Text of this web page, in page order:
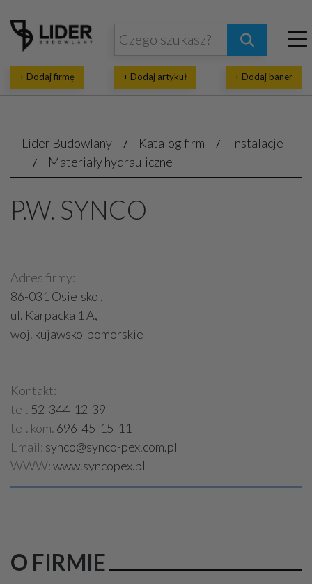
+ Dodaj firmę + Dodaj artykuł + Dodaj baner
Lider Budowlany Katalog firm
Instalacje
Materiały hydrauliczne
P.W. SYNCO
Adres firmy:
86-031 Osielsko ,
ul. Karpacka 1 A,
woj. kujawsko-pomorskie
Kontakt:
tel. 52-344-12-39
tel. kom. 696-45-15-11
Email: synco@synco-pex.com.pl
WWW:www.syncopex.pl
O FIRMIE